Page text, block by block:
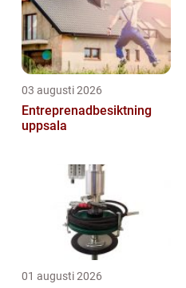
03 augusti 2026
Entreprenadbesiktning
uppsala
01 augusti 2026